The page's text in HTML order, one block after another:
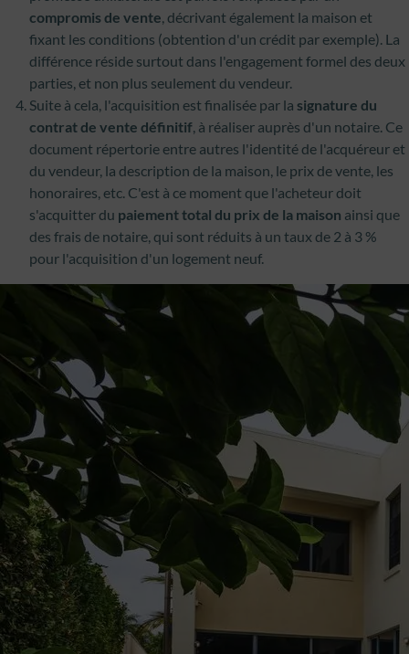
compromis de vente, décrivant également la maison et
fixant les conditions (obtention d'un crédit par exemple). La
différence réside surtout dans l'engagement formel des deux
parties, et non plus seulement du vendeur.
Suite à cela, l'acquisition est finalisée par la signature du
contrat de vente définitif, à réaliser auprès d'un notaire. Ce
document répertorie entre autres l'identité de l'acquéreur et
du vendeur, la description de la maison, le prix de vente, les
honoraires, etc. C'est à ce moment que l'acheteur doit
s'acquitter du paiement total du prix de la maison ainsi que
des frais de notaire, qui sont réduits à un taux de 2 à 3 %
pour l'acquisition d'un logement neuf.